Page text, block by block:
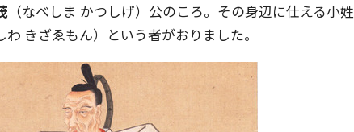
（なべしま かつしげ）公のころ。その身辺に仕える小姓
わ きざゑもん）という者がおりました。